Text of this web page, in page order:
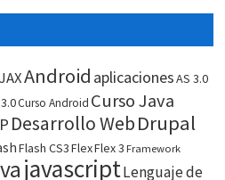
Android aplicacionesAS 3.0
Curso Android Curso Java
Desarrollo WebDrupal
Flash CS3FlexFlex 3 Framework
javascriptLenguaje de